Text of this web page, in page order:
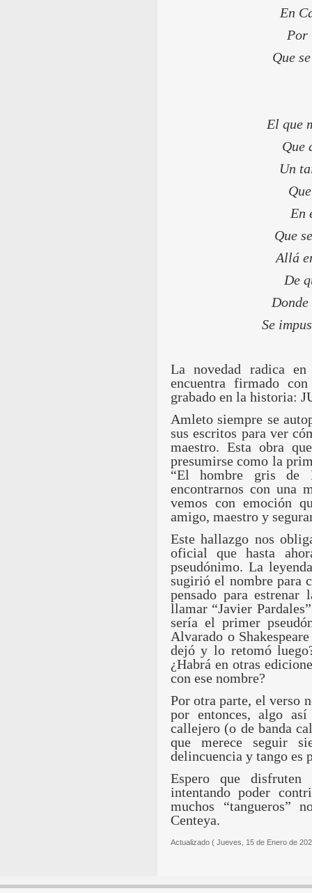
En
Por
Que
El que
Que
Un
En
Que
Allá
De
Se
La novedad radica
encuentra firmado
grabado en la historia:
Amleto siempre se
sus escritos para ver
maestro. Esta obra
presumirse como la
“El hombre gris de
encontrarnos con una
vemos con emoción
amigo, maestro y
Este hallazgo nos
oficial que hasta
pseudónimo. La
sugirió el nombre para
pensado para
llamar “Javier
sería el primer
Alvarado o
dejó y lo retomó
¿Habrá en otras
con ese nombre?
Por otra parte, el verso
por entonces, algo
callejero (o de banda
que merece seguir
delincuencia y tango es
Espero que disfruten
intentando poder
muchos “tangueros”
Centeya.
Actualizado ( Jueves, 15 de Enero de